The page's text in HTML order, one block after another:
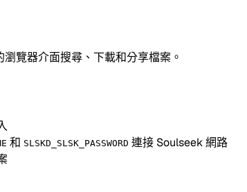
覽器介面搜尋、下載和分享檔案。
和 SLSKD_SLSK_PASSWORD 連接 Soulseek 網路